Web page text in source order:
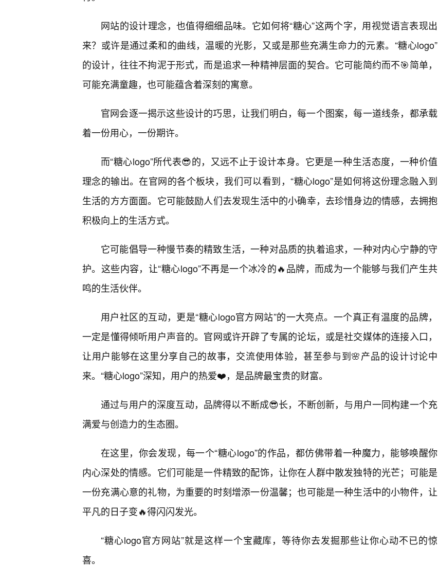
网站的设计理念，也值得细细品味。它如何将“糖心”这两个字，用视觉语言表现出
来？或许是通过柔和的曲线，温暖的光影，又或是那些充满生命力的元素。“糖心logo”
的设计，往往不拘泥于形式，而是追求一种精神层面的契合。它可能简约而不🎯简单，
可能充满童趣，也可能蕴含着深刻的寓意。
官网会逐一揭示这些设计的巧思，让我们明白，每一个图案，每一道线条，都承载
着一份用心，一份期许。
而“糖心logo”所代表😎的，又远不止于设计本身。它更是一种生活态度，一种价值
理念的输出。在官网的各个板块，我们可以看到，“糖心logo”是如何将这份理念融入到
生活的方方面面。它可能鼓励人们去发现生活中的小确幸，去珍惜身边的情感，去拥抱
积极向上的生活方式。
它可能倡导一种慢节奏的精致生活，一种对品质的执着追求，一种对内心宁静的守
护。这些内容，让“糖心logo”不再是一个冰冷的🔥品牌，而成为一个能够与我们产生共
鸣的生活伙伴。
用户社区的互动，更是“糖心logo官方网站”的一大亮点。一个真正有温度的品牌，
一定是懂得倾听用户声音的。官网或许开辟了专属的论坛，或是社交媒体的连接入口，
让用户能够在这里分享自己的故事，交流使用体验，甚至参与到🌸产品的设计讨论中
来。“糖心logo”深知，用户的热爱❤️，是品牌最宝贵的财富。
通过与用户的深度互动，品牌得以不断成😎长，不断创新，与用户一同构建一个充
满爱与创造力的生态圈。
在这里，你会发现，每一个“糖心logo”的作品，都仿佛带着一种魔力，能够唤醒你
内心深处的情感。它们可能是一件精致的配饰，让你在人群中散发独特的光芒；可能是
一份充满心意的礼物，为重要的时刻增添一份温馨；也可能是一种生活中的小物件，让
平凡的日子变🔥得闪闪发光。
“糖心logo官方网站”就是这样一个宝藏库，等待你去发掘那些让你心动不已的惊
喜。